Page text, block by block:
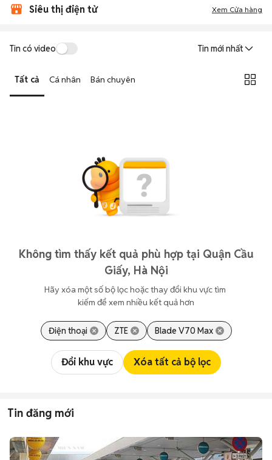
Siêu thị điện tử Xem Cửa hàng
Tin có video Tin mới nhất
Tất cả Cá nhân Bán chuyên
Không tìm thấy kết quả phù hợp tại Quận Cầu
Giấy, Hà Nội
Hãy xóa một số bộ lọc hoặc thay đổi khu vực tìm
kiếm để xem nhiều kết quả hơn
Điện thoại ZTE Blade V70 Max
Đổi khu vực Xóa tất cả bộ lọc
Tin đăng mới